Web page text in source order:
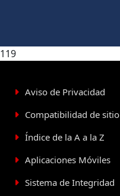
119
Aviso de Privacidad
Compatibilidad de sitio
Índice de la A a la Z
Aplicaciones Móviles
Sistema de Integridad